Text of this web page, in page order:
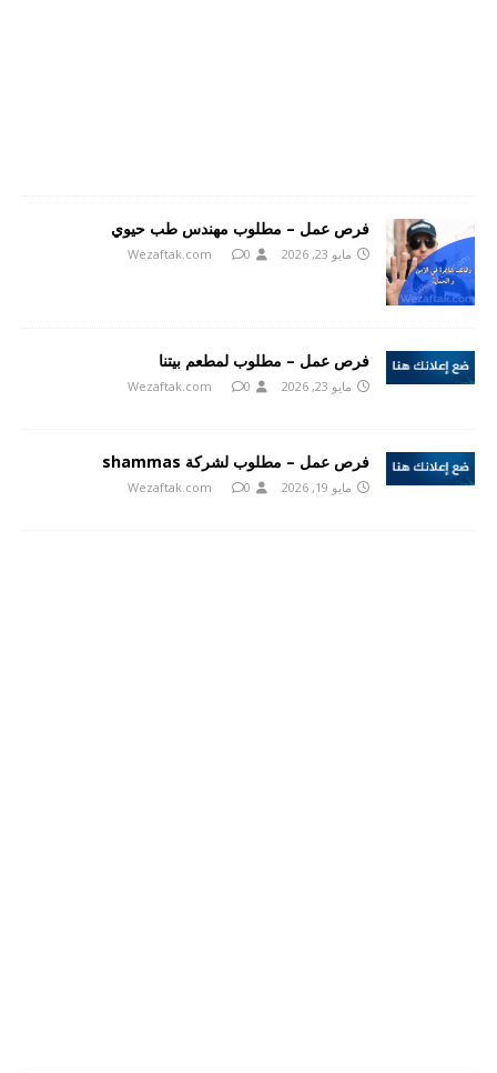
فرص عمل – مطلوب مهندس طب حيوي
مايو 23, 2026 Wezaftak.com 0
فرص عمل – مطلوب لمطعم بيتنا
مايو 23, 2026 Wezaftak.com 0
فرص عمل – مطلوب لشركة shammas
مايو 19, 2026 Wezaftak.com 0